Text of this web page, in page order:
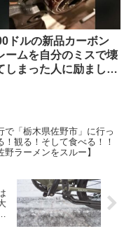
ドルの新品カーボン
ームを自分のミスで壊
しまった人に励ましの
で「栃木県佐野市」に行っ
！観る！そして食べる！！
野ラーメンをスルー】